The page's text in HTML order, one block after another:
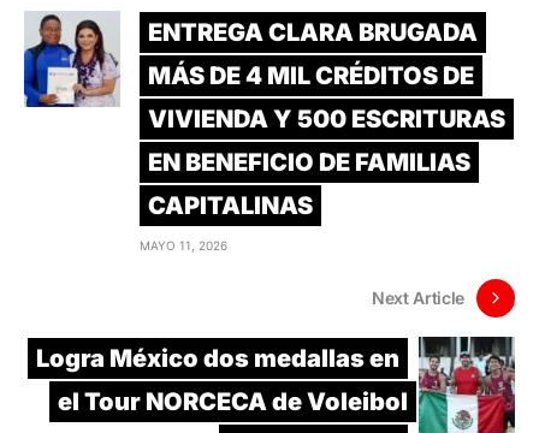
ENTREGA CLARA BRUGADA
MÁS DE 4 MIL CRÉDITOS DE
VIVIENDA Y 500 ESCRITURAS
EN BENEFICIO DE FAMILIAS
CAPITALINAS
MAYO 11, 2026
Next Article
Logra México dos medallas en
el Tour NORCECA de Voleibol